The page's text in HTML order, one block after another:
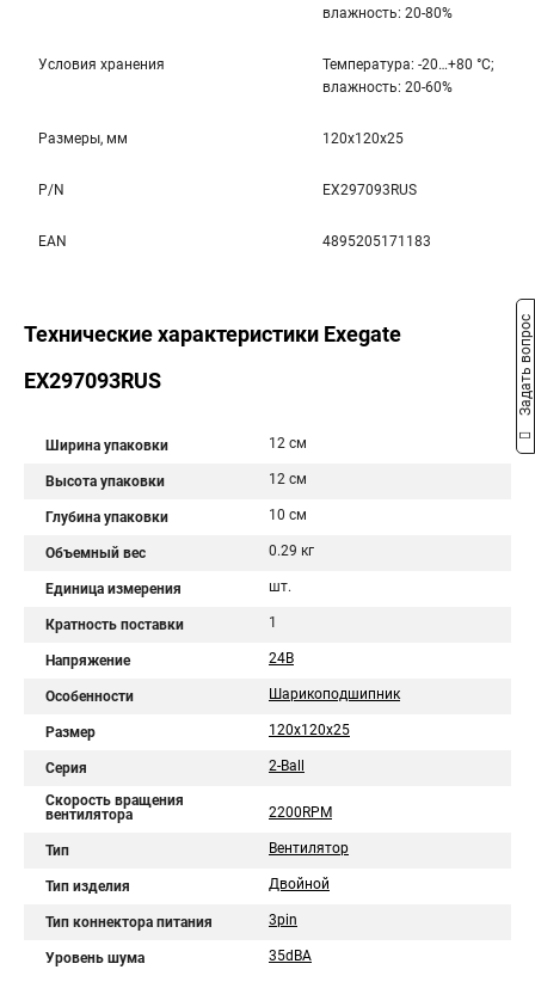
влажность: 20-80%
Условия хранения
Температура: -20…+80 °С;
влажность: 20-60%
Размеры, мм 120x120x25
P/N EX297093RUS
EAN 4895205171183
Технические характеристики Exegate
EX297093RUS
Ширина упаковки 12 см
Высота упаковки 12 см
Глубина упаковки 10 см
Объемный вес 0.29 кг
Единица измерения шт.
Кратность поставки 1
Напряжение 24В
Особенности Шарикоподшипник
Размер 120x120x25
Серия 2-Ball
Скорость вращения
вентилятора
2200RPM
Тип Вентилятор
Тип изделия Двойной
Тип коннектора питания 3pin
Уровень шума 35dBA
Задать вопрос